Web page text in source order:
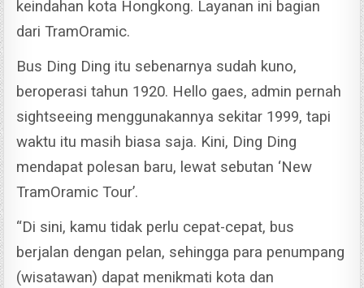
keindahan kota Hongkong. Layanan ini bagian
dari TramOramic.
Bus Ding Ding itu sebenarnya sudah kuno,
beroperasi tahun 1920. Hello gaes, admin pernah
sightseeing menggunakannya sekitar 1999, tapi
waktu itu masih biasa saja. Kini, Ding Ding
mendapat polesan baru, lewat sebutan ‘New
TramOramic Tour’.
“Di sini, kamu tidak perlu cepat-cepat, bus
berjalan dengan pelan, sehingga para penumpang
(wisatawan) dapat menikmati kota dan